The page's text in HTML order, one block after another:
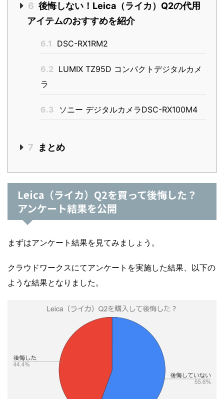
6 後悔しない！Leica（ライカ）Q2の代用
アイテムのおすすめを紹介
6.1 DSC-RX1RM2
6.2 LUMIX TZ95D コンパクトデジタルカメ
ラ
6.3 ソニー デジタルカメラDSC-RX100M4
7 まとめ
Leica（ライカ）Q2を買って後悔した？
アンケート結果を公開
まずはアンケート結果を見てみましょう。
クラウドワークスにてアンケートを実施した結果、以下の
ような結果となりました。